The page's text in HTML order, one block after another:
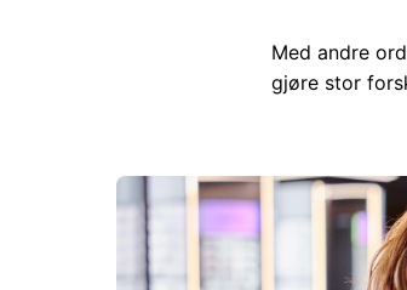
Med andre
gjøre stor